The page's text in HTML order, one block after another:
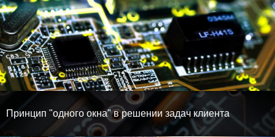
Принцип "одного окна" в решении задач клиента